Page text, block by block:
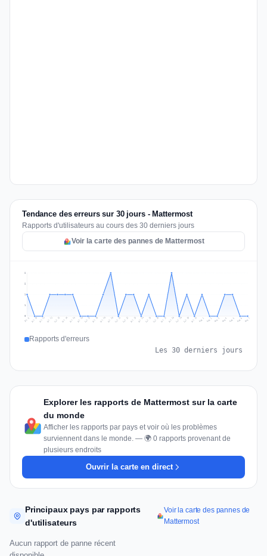
Tendance des erreurs sur 30 jours - Mattermost
Rapports d'utilisateurs au cours des 30 derniers jours
Voir la carte des pannes de Mattermost
1
1
2
2
Jul 9 Jul 10 Jul 11 Jul 12 Jul 13 Jul 14 Jul 15 Jul 16 Jul 17 Jul 18 Jul 19 Jul 20 Jul 21 Jul 22 Jul 23 Jul 24 Jul 25 Jul 26 Jul 27 Jul 28 Jul 29 Jul 30 Jul 31 Aug 1 Aug 2 Aug 3 Aug 4 Aug 5 Aug 6 Aug 7
Rapports d'erreurs
Les 30 derniers jours
Explorer les rapports de Mattermost sur la carte
du monde
Afficher les rapports par pays et voir où les problèmes
surviennent dans le monde. — 🌍 0 rapports provenant de
plusieurs endroits
Ouvrir la carte en direct
Principaux pays par rapports
d'utilisateurs
Voir la carte des pannes de
Mattermost
Aucun rapport de panne récent